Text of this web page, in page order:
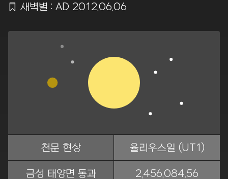
Ẍ 새벽별 : AD 2012.06.06
천문 현상 율리우스일 (UT1)
금성 태양면 통과 2,456,084.56